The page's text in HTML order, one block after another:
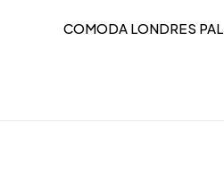
COMODA LONDRES PAL